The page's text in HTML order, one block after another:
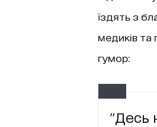
їздять з
медиків та
гумор:
"Десь